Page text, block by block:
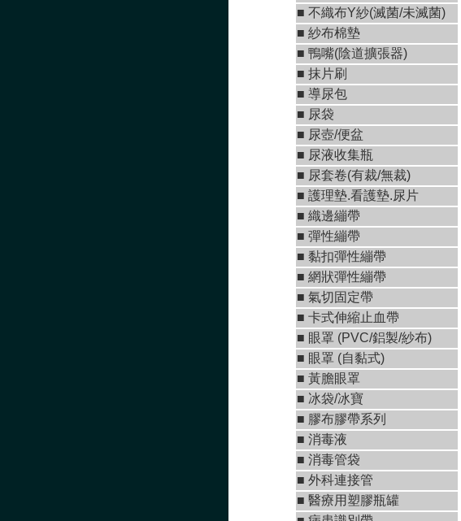
■ 不織布Y紗(滅菌/未滅菌)
■ 紗布棉墊
■ 鴨嘴(陰道擴張器)
■ 抹片刷
■ 導尿包
■ 尿袋
■ 尿壺/便盆
■ 尿液收集瓶
■ 尿套卷(有裁/無裁)
■ 護理墊.看護墊.尿片
■ 織邊繃帶
■ 彈性繃帶
■ 黏扣彈性繃帶
■ 網狀彈性繃帶
■ 氣切固定帶
■ 卡式伸縮止血帶
■ 眼罩 (PVC/鋁製/紗布)
■ 眼罩 (自黏式)
■ 黃膽眼罩
■ 冰袋/冰寶
■ 膠布膠帶系列
■ 消毒液
■ 消毒管袋
■ 外科連接管
■ 醫療用塑膠瓶罐